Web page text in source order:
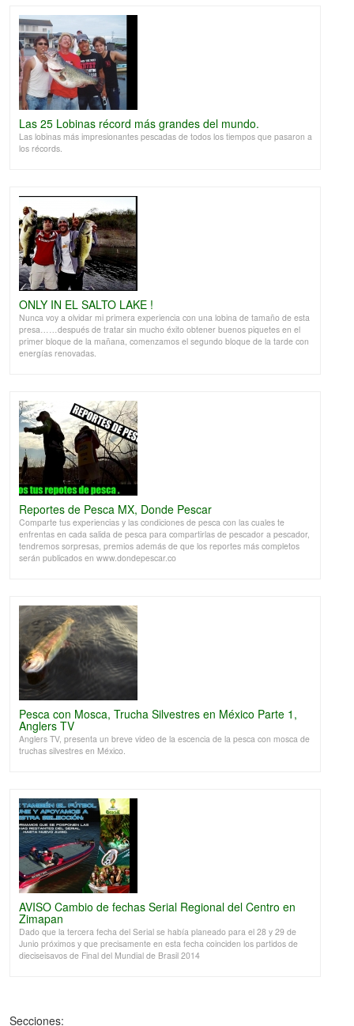
Las 25 Lobinas récord más grandes del mundo.
Las lobinas más impresionantes pescadas de todos los tiempos que pasaron a
los récords.
ONLY IN EL SALTO LAKE !
Nunca voy a olvidar mi primera experiencia con una lobina de tamaño de esta
presa……después de tratar sin mucho éxito obtener buenos piquetes en el
primer bloque de la mañana, comenzamos el segundo bloque de la tarde con
energías renovadas.
Reportes de Pesca MX, Donde Pescar
Comparte tus experiencias y las condiciones de pesca con las cuales te
enfrentas en cada salida de pesca para compartirlas de pescador a pescador,
tendremos sorpresas, premios además de que los reportes más completos
serán publicados en www.dondepescar.co
Pesca con Mosca, Trucha Silvestres en México Parte 1,
Anglers TV
Anglers TV, presenta un breve video de la escencia de la pesca con mosca de
truchas silvestres en México.
AVISO Cambio de fechas Serial Regional del Centro en
Zimapan
Dado que la tercera fecha del Serial se había planeado para el 28 y 29 de
Junio próximos y que precisamente en esta fecha coinciden los partidos de
dieciseisavos de Final del Mundial de Brasil 2014
Secciones: